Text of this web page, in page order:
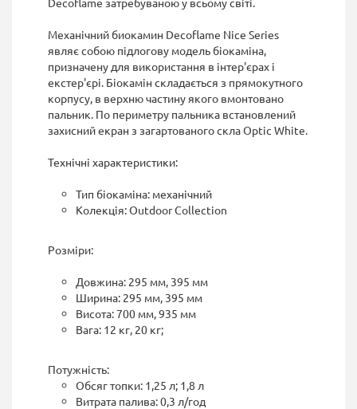
Механічний биокамин Decoflame Nice Series
являє собою підлогову модель біокаміна,
призначену для використання в інтер'єрах і
екстер'єрі. Біокамін складається з прямокутного
корпусу, в верхню частину якого вмонтовано
пальник. По периметру пальника встановлений
захисний екран з загартованого скла Optic White.
Технічні характеристики:
Тип біокаміна: механічний
Колекція: Outdoor Collection
Розміри:
Довжина: 295 мм, 395 мм
Ширина: 295 мм, 395 мм
Висота: 700 мм, 935 мм
Вага: 12 кг, 20 кг;
Потужність:
Обсяг топки: 1,25 л; 1,8 л
Витрата палива: 0,3 л/год